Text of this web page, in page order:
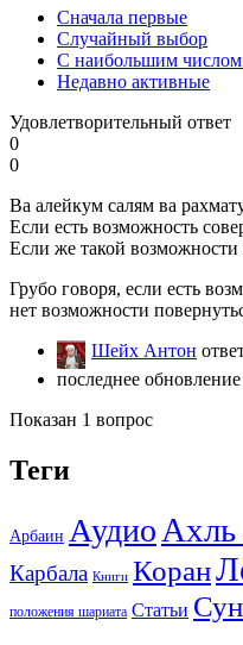
Сначала первые
Случайный выбор
С наибольшим числом
Недавно активные
Удовлетворительный ответ
0
0
Ва алейкум салям ва
Если есть возможность
Если же такой
Грубо говоря, если есть
нет возможности
Шейх Антон
последнее обновление
Показан 1 вопрос
Теги
Арбаин Аудио
Карбала Книги Коран
положения шариата Статьи